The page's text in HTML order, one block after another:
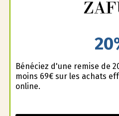
Bénéficiez d'une remise de
moins 69€ sur les achats
online.